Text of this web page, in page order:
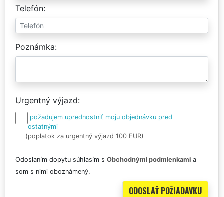
Telefón
Poznámka
Urgentný výjazd
požadujem uprednostniť moju objednávku pred
ostatnými
(poplatok za urgentný výjazd 100 EUR)
Odoslaním dopytu súhlasím s Obchodnými podmienkami a
som s nimi oboznámený.